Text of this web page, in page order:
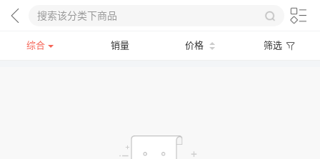
综合 销量 价格 筛选